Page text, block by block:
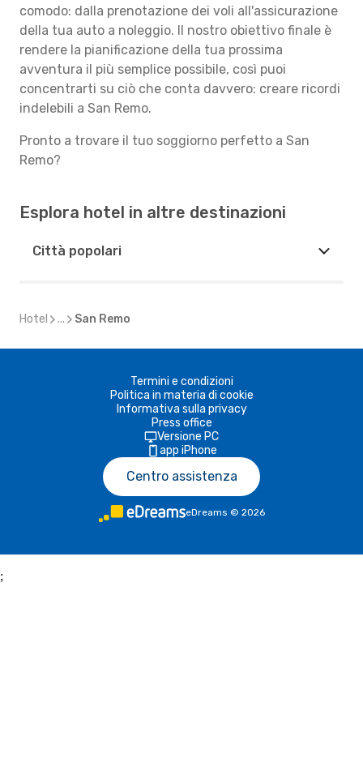
comodo: dalla prenotazione dei voli all'assicurazione
della tua auto a noleggio. Il nostro obiettivo finale è
rendere la pianificazione della tua prossima
avventura il più semplice possibile, così puoi
concentrarti su ciò che conta davvero: creare ricordi
indelebili a San Remo.
Pronto a trovare il tuo soggiorno perfetto a San
Remo?
Esplora hotel in altre destinazioni
Città popolari
Hotel ... San Remo
Termini e condizioni
Politica in materia di cookie
Informativa sulla privacy
Press office
Versione PC
app iPhone
Centro assistenza
eDreams © 2026
;